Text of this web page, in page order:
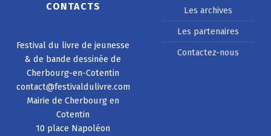
CONTACTS
Festival du livre de jeunesse
& de bande dessinée de
Cherbourg-en-Cotentin
contact@festivaldulivre.com
Mairie de Cherbourg en
Cotentin
10 place Napoléon
Les archives
Les partenaires
Contactez-nous